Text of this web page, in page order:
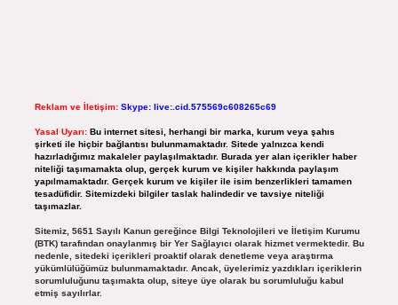
Reklam ve İletişim: Skype: live:.cid.575569c608265c69
Yasal Uyarı: Bu internet sitesi, herhangi bir marka, kurum veya şahıs
şirketi ile hiçbir bağlantısı bulunmamaktadır. Sitede yalnızca kendi
hazırladığımız makaleler paylaşılmaktadır. Burada yer alan içerikler haber
niteliği taşımamakta olup, gerçek kurum ve kişiler hakkında paylaşım
yapılmamaktadır. Gerçek kurum ve kişiler ile isim benzerlikleri tamamen
tesadüfidir. Sitemizdeki bilgiler taslak halindedir ve tavsiye niteliği
taşımazlar.
Sitemiz, 5651 Sayılı Kanun gereğince Bilgi Teknolojileri ve İletişim Kurumu
(BTK) tarafından onaylanmış bir Yer Sağlayıcı olarak hizmet vermektedir. Bu
nedenle, sitedeki içerikleri proaktif olarak denetleme veya araştırma
yükümlülüğümüz bulunmamaktadır. Ancak, üyelerimiz yazdıkları içeriklerin
sorumluluğunu taşımakta olup, siteye üye olarak bu sorumluluğu kabul
etmiş sayılırlar.